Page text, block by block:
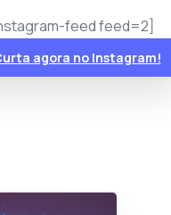
feed feed=2]
agora no Instagram!